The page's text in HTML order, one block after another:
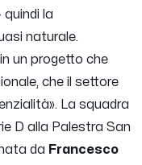
quindi la
naturale.
un progetto che
che il settore
». La squadra
D alla Palestra San
da Francesco